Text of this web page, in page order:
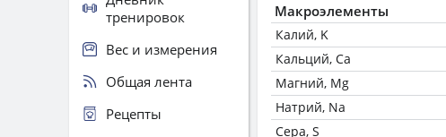
Макроэлементы
Калий, K
Кальций, Ca
Магний, Mg
Натрий, Na
Сера, S
тренировок
Вес и измерения
Общая лента
Рецепты